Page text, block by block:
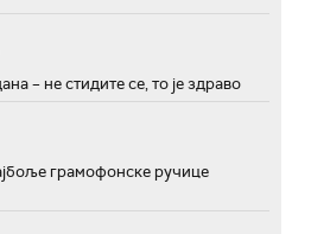
– не стидите се, то је здраво
грамофонске ручице